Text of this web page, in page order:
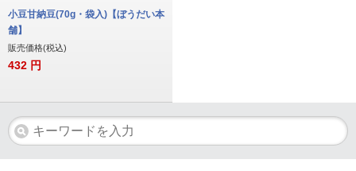
小豆甘納豆(70g・袋入)【ぼうだい本
舗】
販売価格(税込)
432 円